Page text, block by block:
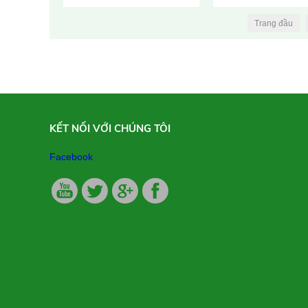
Trang đầu
KẾT NỐI VỚI CHÚNG TÔI
Facebook